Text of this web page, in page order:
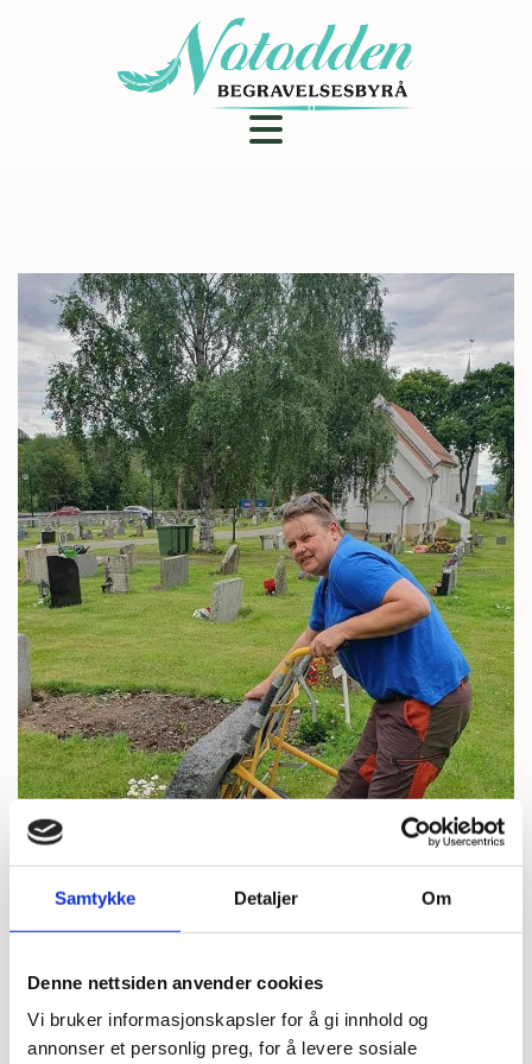
Samtykke Detaljer Om
Denne nettsiden anvender cookies
Vi bruker informasjonskapsler for å gi innhold og
annonser et personlig preg, for å levere sosiale
07/07/2023 AV NOTODDEN BEGRAVELSESBYRÅ AS